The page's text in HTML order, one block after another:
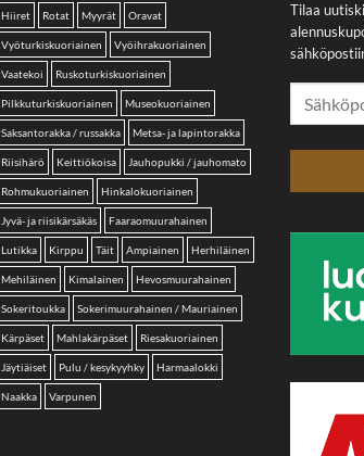
Hiiret Rotat Myyrät Oravat
Vyöturkiskuoriainen Vyöihrakuoriainen
Vaatekoi Ruskoturkiskuoriainen
Pilkkuturkiskuoriainen Museokuoriainen
Saksantorakka / russakka Metsa- ja lapintorakka
Riisihärö Keittiökoisa Jauhopukki / jauhomato
Rohmukuoriainen Hinkalokuoriainen
Jyvä- ja riisikärsäkäs Faaraomuurahainen
Lutikka Kirppu Täit Ampiainen Herhiläinen
Mehiläinen Kimalainen Hevosmuurahainen
Sokeritoukka Sokerimuurahainen / Mauriainen
Kärpäset Mahlakärpäset Riesakuoriainen
Jäytiäiset Pulu / kesykyyhky Harmaalokki
Naakka Varpunen
Tilaa